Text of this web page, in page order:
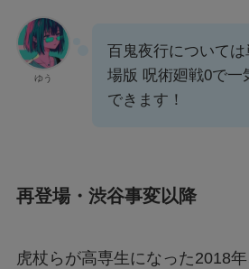
ゆう
百鬼夜行については
場版 呪術廻戦0で一
できます！
再登場・渋谷事変以降
虎杖らが高専生になった2018年